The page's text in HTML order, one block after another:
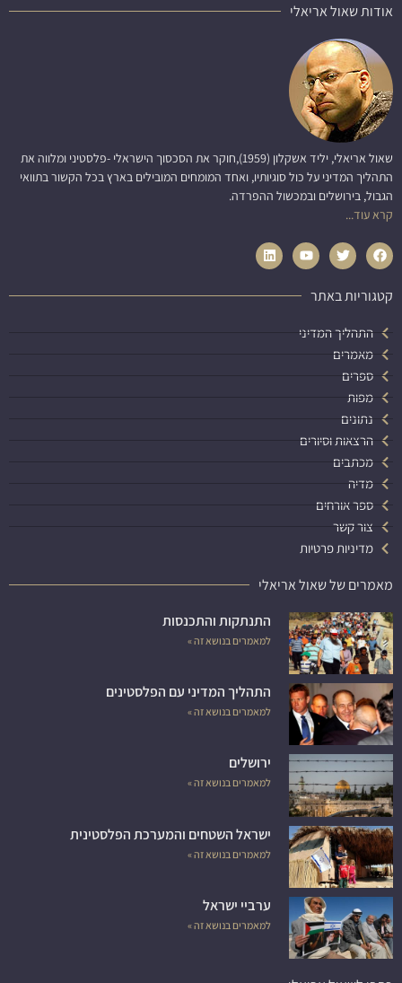
אודות שאול אריאלי
שאול אריאלי, יליד אשקלון (1959),חוקר את הסכסוך הישראלי -פלסטיני ומלווה את
התהליך המדיני על כול סוגיותיו, ואחד המומחים המובילים בארץ בכל הקשור בתוואי
הגבול, בירושלים ובמכשול ההפרדה.
קרא עוד...
קטגוריות באתר
התהליך המדיני
מאמרים
ספרים
מפות
נתונים
הרצאות וסיורים
מכתבים
מדיה
ספר אורחים
צור קשר
מדיניות פרטיות
מאמרים של שאול אריאלי
התנתקות והתכנסות
למאמרים בנושא זה »
התהליך המדיני עם הפלסטינים
למאמרים בנושא זה »
ירושלים
למאמרים בנושא זה »
ישראל השטחים והמערכת הפלסטינית
למאמרים בנושא זה »
ערביי ישראל
למאמרים בנושא זה »